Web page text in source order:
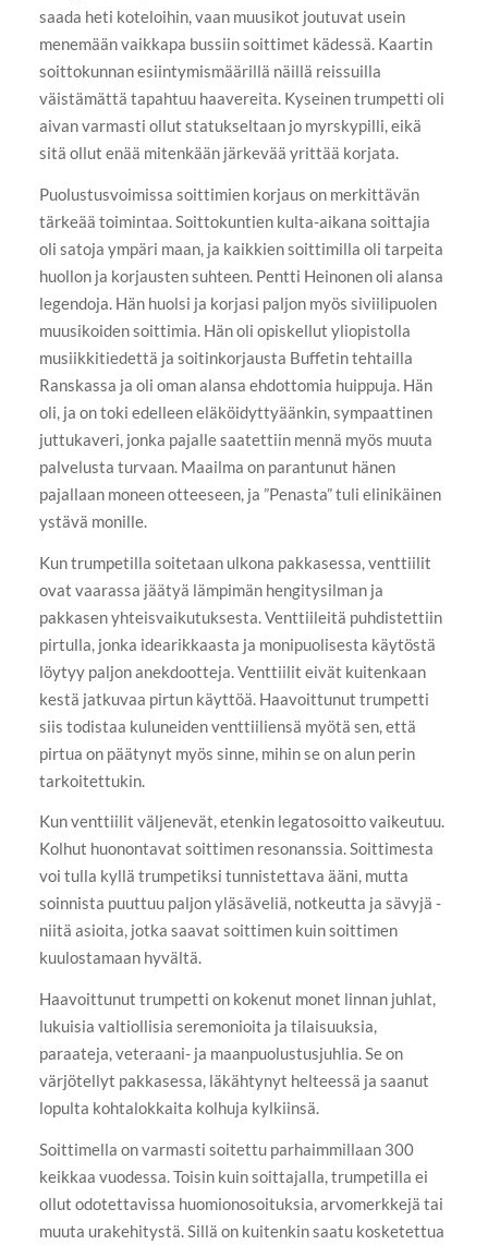
saada heti koteloihin, vaan muusikot joutuvat usein
menemään vaikkapa bussiin soittimet kädessä. Kaartin
soittokunnan esiintymismäärillä näillä reissuilla
väistämättä tapahtuu haavereita. Kyseinen trumpetti oli
aivan varmasti ollut statukseltaan jo myrskypilli, eikä
sitä ollut enää mitenkään järkevää yrittää korjata.
Puolustusvoimissa soittimien korjaus on merkittävän
tärkeää toimintaa. Soittokuntien kulta-aikana soittajia
oli satoja ympäri maan, ja kaikkien soittimilla oli tarpeita
huollon ja korjausten suhteen. Pentti Heinonen oli alansa
legendoja. Hän huolsi ja korjasi paljon myös siviilipuolen
muusikoiden soittimia. Hän oli opiskellut yliopistolla
musiikkitiedettä ja soitinkorjausta Buffetin tehtailla
Ranskassa ja oli oman alansa ehdottomia huippuja. Hän
oli, ja on toki edelleen eläköidyttyäänkin, sympaattinen
juttukaveri, jonka pajalle saatettiin mennä myös muuta
palvelusta turvaan. Maailma on parantunut hänen
pajallaan moneen otteeseen, ja ”Penasta” tuli elinikäinen
ystävä monille.
Kun trumpetilla soitetaan ulkona pakkasessa, venttiilit
ovat vaarassa jäätyä lämpimän hengitysilman ja
pakkasen yhteisvaikutuksesta. Venttiileitä puhdistettiin
pirtulla, jonka idearikkaasta ja monipuolisesta käytöstä
löytyy paljon anekdootteja. Venttiilit eivät kuitenkaan
kestä jatkuvaa pirtun käyttöä. Haavoittunut trumpetti
siis todistaa kuluneiden venttiiliensä myötä sen, että
pirtua on päätynyt myös sinne, mihin se on alun perin
tarkoitettukin.
Kun venttiilit väljenevät, etenkin legatosoitto vaikeutuu.
Kolhut huonontavat soittimen resonanssia. Soittimesta
voi tulla kyllä trumpetiksi tunnistettava ääni, mutta
soinnista puuttuu paljon yläsäveliä, notkeutta ja sävyjä -
niitä asioita, jotka saavat soittimen kuin soittimen
kuulostamaan hyvältä.
Haavoittunut trumpetti on kokenut monet linnan juhlat,
lukuisia valtiollisia seremonioita ja tilaisuuksia,
paraateja, veteraani- ja maanpuolustusjuhlia. Se on
värjötellyt pakkasessa, läkähtynyt helteessä ja saanut
lopulta kohtalokkaita kolhuja kylkiinsä.
Soittimella on varmasti soitettu parhaimmillaan 300
keikkaa vuodessa. Toisin kuin soittajalla, trumpetilla ei
ollut odotettavissa huomionosoituksia, arvomerkkejä tai
muuta urakehitystä. Sillä on kuitenkin saatu kosketettua